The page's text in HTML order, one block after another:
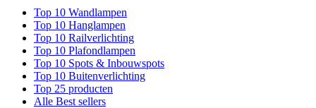
Top 10 Wandlampen
Top 10 Hanglampen
Top 10 Railverlichting
Top 10 Plafondlampen
Top 10 Spots & Inbouwspots
Top 10 Buitenverlichting
Top 25 producten
Alle Best sellers